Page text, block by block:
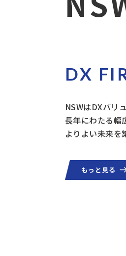
DX
NSWはDXバリ
長年にわたる幅
よりよい未来を
もっと見る